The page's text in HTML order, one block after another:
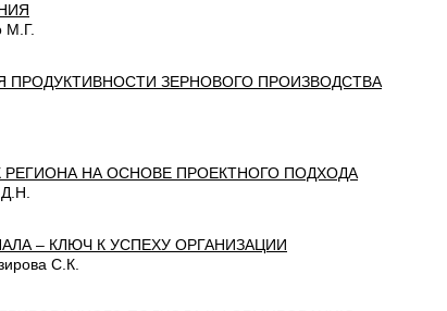
М.Г.
ПРОДУКТИВНОСТИ ЗЕРНОВОГО ПРОИЗВОДСТВА
РЕГИОНА НА ОСНОВЕ ПРОЕКТНОГО ПОДХОДА
– КЛЮЧ К УСПЕХУ ОРГАНИЗАЦИИ
С.К.